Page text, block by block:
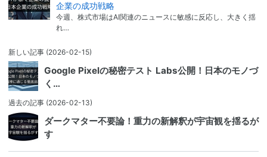
企業の成功戦略
今週、株式市場はAI関連のニュースに敏感に反応し、大きく揺
れ…
新しい記事 (2026-02-15)
Google Pixelの秘密テスト Labs公開！日本のモノづ
く…
過去の記事 (2026-02-13)
ダークマター不要論！重力の新解釈が宇宙観を揺るが
す